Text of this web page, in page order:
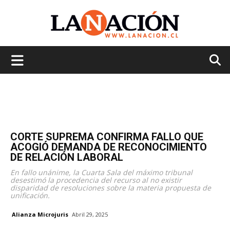
CORTE SUPREMA CONFIRMA FALLO QUE
ACOGIÓ DEMANDA DE RECONOCIMIENTO
DE RELACIÓN LABORAL
En fallo unánime, la Cuarta Sala del máximo tribunal
desestimó la procedencia del recurso al no existir
disparidad de resoluciones sobre la materia propuesta de
unificación.
Alianza Microjuris Abril 29, 2025